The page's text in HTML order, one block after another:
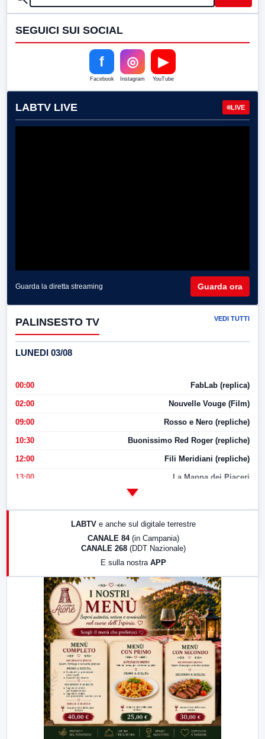
SEGUICI SUI SOCIAL
f
Facebook
◎
Instagram
▶
YouTube
LABTV LIVE LIVE
Guarda la diretta streaming Guarda ora
PALINSESTO TV VEDI TUTTI
LUNEDI 03/08
00:00 FabLab (replica)
02:00 Nouvelle Vouge (Film)
09:00 Rosso e Nero (repliche)
10:30 Buonissimo Red Roger (repliche)
12:00 Fili Meridiani (repliche)
13:00 La Mappa dei Piaceri
LabNews (replica)
LABTV e anche sul digitale terrestre
CANALE 84 (in Campania)
CANALE 268 (DDT Nazionale)
E sulla nostra APP